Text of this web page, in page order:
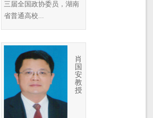
三届全国政协委员，湖南
省普通高校...
肖
国
安
教
授